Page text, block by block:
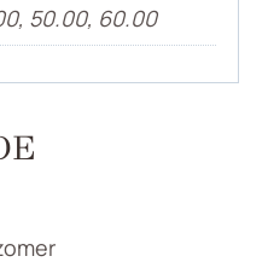
50.00, 60.00